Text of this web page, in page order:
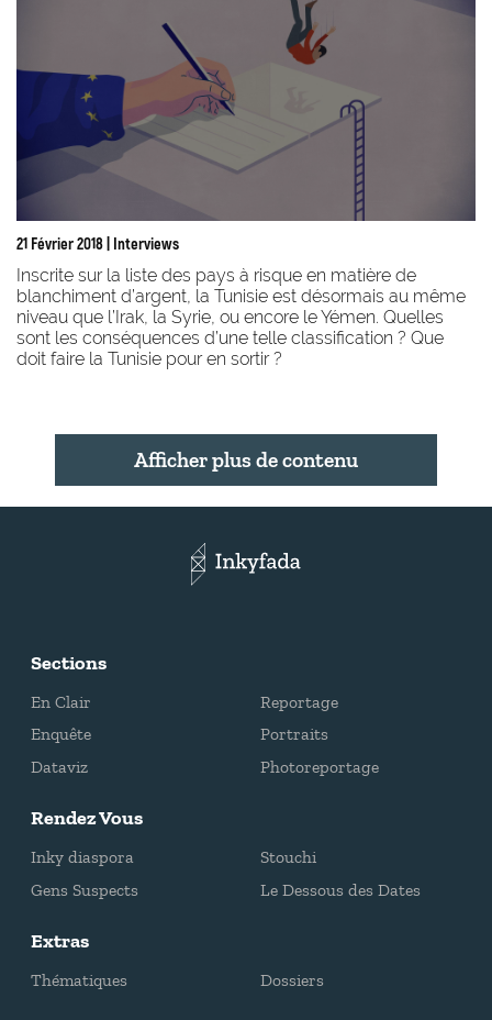
21 Février 2018 | Interviews
Inscrite sur la liste des pays à risque en matière de
blanchiment d’argent, la Tunisie est désormais au même
niveau que l’Irak, la Syrie, ou encore le Yémen. Quelles
sont les conséquences d’une telle classification ? Que
doit faire la Tunisie pour en sortir ?
Afficher plus de contenu
Sections
En Clair
Reportage
Enquête
Portraits
Dataviz
Photoreportage
Rendez Vous
Inky diaspora
Stouchi
Gens Suspects
Le Dessous des Dates
Extras
Thématiques Dossiers